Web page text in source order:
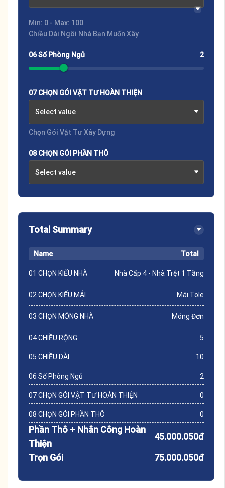
Min: 0 - Max: 100
Chiều Dài Ngôi Nhà Bạn Muốn Xây
06 Số Phòng Ngủ 2
07 CHỌN GÓI VẬT TƯ HOÀN THIỆN
Select value
Chọn Gói Vật Tư Xây Dựng
08 CHỌN GÓI PHẦN THÔ
Select value
Total Summary
Name Total
01 CHỌN KIỂU NHÀ Nhà Cấp 4 - Nhà Trệt 1 Tầng
02 CHỌN KIỂU MÁI Mái Tole
03 CHỌN MÓNG NHÀ Móng Đơn
04 CHIỀU RỘNG 5
05 CHIỀU DÀI 10
06 Số Phòng Ngủ 2
07 CHỌN GÓI VẬT TƯ HOÀN THIỆN 0
08 CHỌN GÓI PHẦN THÔ 0
Phần Thô + Nhân Công Hoàn
Thiện
45.000.050đ
Trọn Gói
75.000.050đ